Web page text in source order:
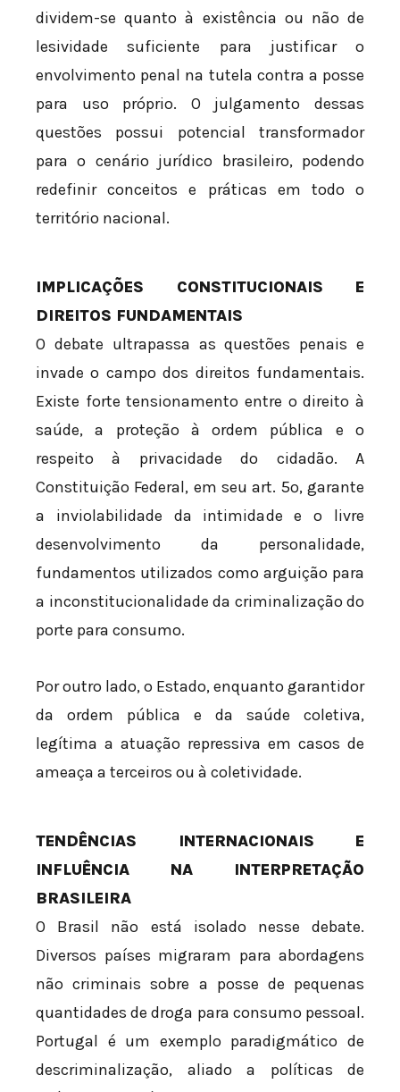
dividem-se quanto à existência ou não de
lesividade suficiente para justificar o
envolvimento penal na tutela contra a posse
para uso próprio. O julgamento dessas
questões possui potencial transformador
para o cenário jurídico brasileiro, podendo
redefinir conceitos e práticas em todo o
território nacional.
IMPLICAÇÕES CONSTITUCIONAIS E
DIREITOS FUNDAMENTAIS
O debate ultrapassa as questões penais e
invade o campo dos direitos fundamentais.
Existe forte tensionamento entre o direito à
saúde, a proteção à ordem pública e o
respeito à privacidade do cidadão. A
Constituição Federal, em seu art. 5º, garante
a inviolabilidade da intimidade e o livre
desenvolvimento da personalidade,
fundamentos utilizados como arguição para
a inconstitucionalidade da criminalização do
porte para consumo.
Por outro lado, o Estado, enquanto garantidor
da ordem pública e da saúde coletiva,
legítima a atuação repressiva em casos de
ameaça a terceiros ou à coletividade.
TENDÊNCIAS INTERNACIONAIS E
INFLUÊNCIA NA INTERPRETAÇÃO
BRASILEIRA
O Brasil não está isolado nesse debate.
Diversos países migraram para abordagens
não criminais sobre a posse de pequenas
quantidades de droga para consumo pessoal.
Portugal é um exemplo paradigmático de
descriminalização, aliado a políticas de